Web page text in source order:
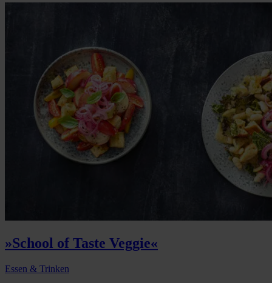
»School of Taste Veggie«
Essen & Trinken